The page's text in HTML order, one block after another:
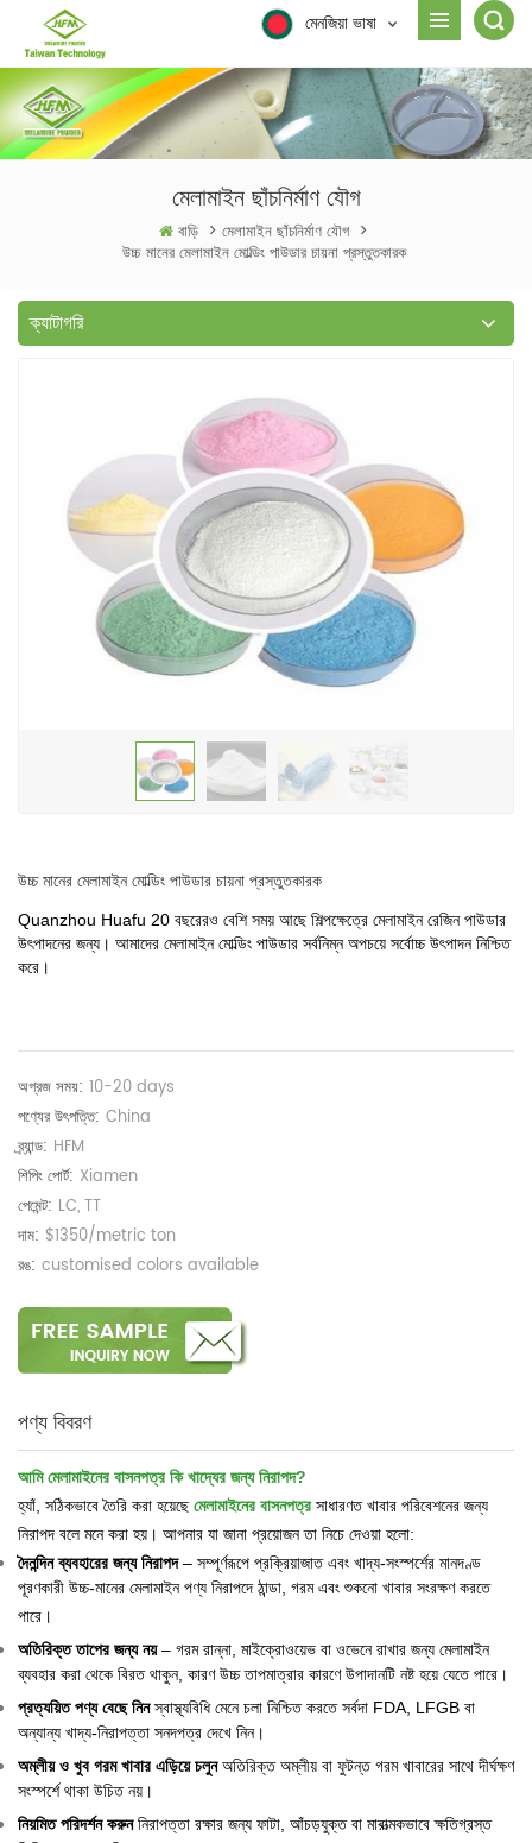
মেনজিয়া ভাষা
মেলামাইন ছাঁচনির্মাণ যৌগ
বাড়ি > মেলামাইন ছাঁচনির্মাণ যৌগ >
উচ্চ মানের মেলামাইন মোল্ডিং পাউডার চায়না প্রস্তুতকারক
ক্যাটাগরি
উচ্চ মানের মেলামাইন মোল্ডিং পাউডার চায়না প্রস্তুতকারক
Quanzhou Huafu 20 বছরেরও বেশি সময় আছে শিল্পক্ষেত্রে মেলামাইন রেজিন পাউডার
উৎপাদনের জন্য। আমাদের মেলামাইন মোল্ডিং পাউডার সর্বনিম্ন অপচয়ে সর্বোচ্চ উৎপাদন নিশ্চিত
করে।
অগ্রজ সময়: 10-20 days
পণ্যের উৎপত্তি: China
ব্র্যান্ড: HFM
শিপিং পোর্ট: Xiamen
পেমেন্ট: LC, TT
দাম: $1350/metric ton
রঙ: customised colors available
পণ্য বিবরণ
আমিমেলামাইনের বাসনপত্র কি খাদ্যের জন্য নিরাপদ?
হ্যাঁ, সঠিকভাবে তৈরি করা হয়েছে মেলামাইনের বাসনপত্র সাধারণত খাবার পরিবেশনের জন্য
নিরাপদ বলে মনে করা হয়। আপনার যা জানা প্রয়োজন তা নিচে দেওয়া হলো:
দৈনন্দিন ব্যবহারের জন্য নিরাপদ– সম্পূর্ণরূপে প্রক্রিয়াজাত এবং খাদ্য-সংস্পর্শের মানদণ্ড
পূরণকারী উচ্চ-মানের মেলামাইন পণ্য নিরাপদে ঠান্ডা, গরম এবং শুকনো খাবার সংরক্ষণ করতে
পারে।
অতিরিক্ত তাপের জন্য নয়– গরম রান্না, মাইক্রোওয়েভ বা ওভেনে রাখার জন্য মেলামাইন
ব্যবহার করা থেকে বিরত থাকুন, কারণ উচ্চ তাপমাত্রার কারণে উপাদানটি নষ্ট হয়ে যেতে পারে।
প্রত্যয়িত পণ্য বেছে নিনস্বাস্থ্যবিধি মেনে চলা নিশ্চিত করতে সর্বদা FDA, LFGB বা
অন্যান্য খাদ্য-নিরাপত্তা সনদপত্র দেখে নিন।
অম্লীয় ও খুব গরম খাবার এড়িয়ে চলুনঅতিরিক্ত অম্লীয় বা ফুটন্ত গরম খাবারের সাথে দীর্ঘক্ষণ
সংস্পর্শে থাকা উচিত নয়।
নিয়মিত পরিদর্শন করুননিরাপত্তা রক্ষার জন্য ফাটা, আঁচড়যুক্ত বা মারাত্মকভাবে ক্ষতিগ্রস্ত